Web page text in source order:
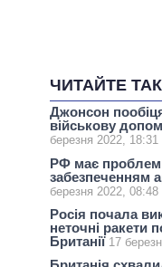
ЧИТАЙТЕ
Джонсон
військову
березня 2022, 18:31
РФ має
забезпеченням
березня 2022, 08:48
Росія почала
неточні ракети
Британії 17